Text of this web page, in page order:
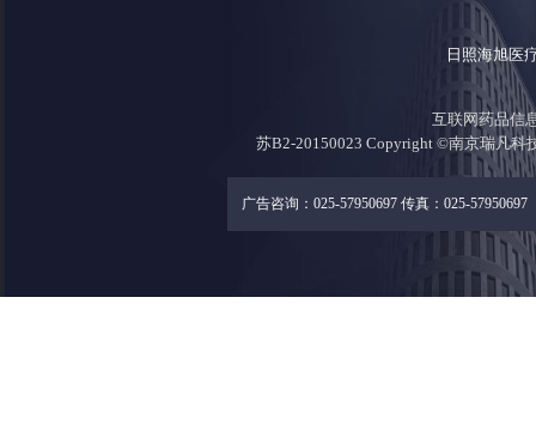
日照海旭医
互联网药品信
苏B2-20150023 Copyright ©南京瑞凡科
广告咨询：025-57950697 传真：025-57950697